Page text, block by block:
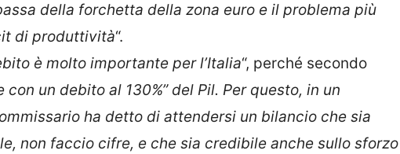
della forchetta della zona euro e il problema più
di produttività“.
è molto importante per l’Italia“, perché secondo
con un debito al 130%” del Pil. Per questo, in un
ha detto di attendersi un bilancio che sia
non faccio cifre, e che sia credibile anche sullo sforzo